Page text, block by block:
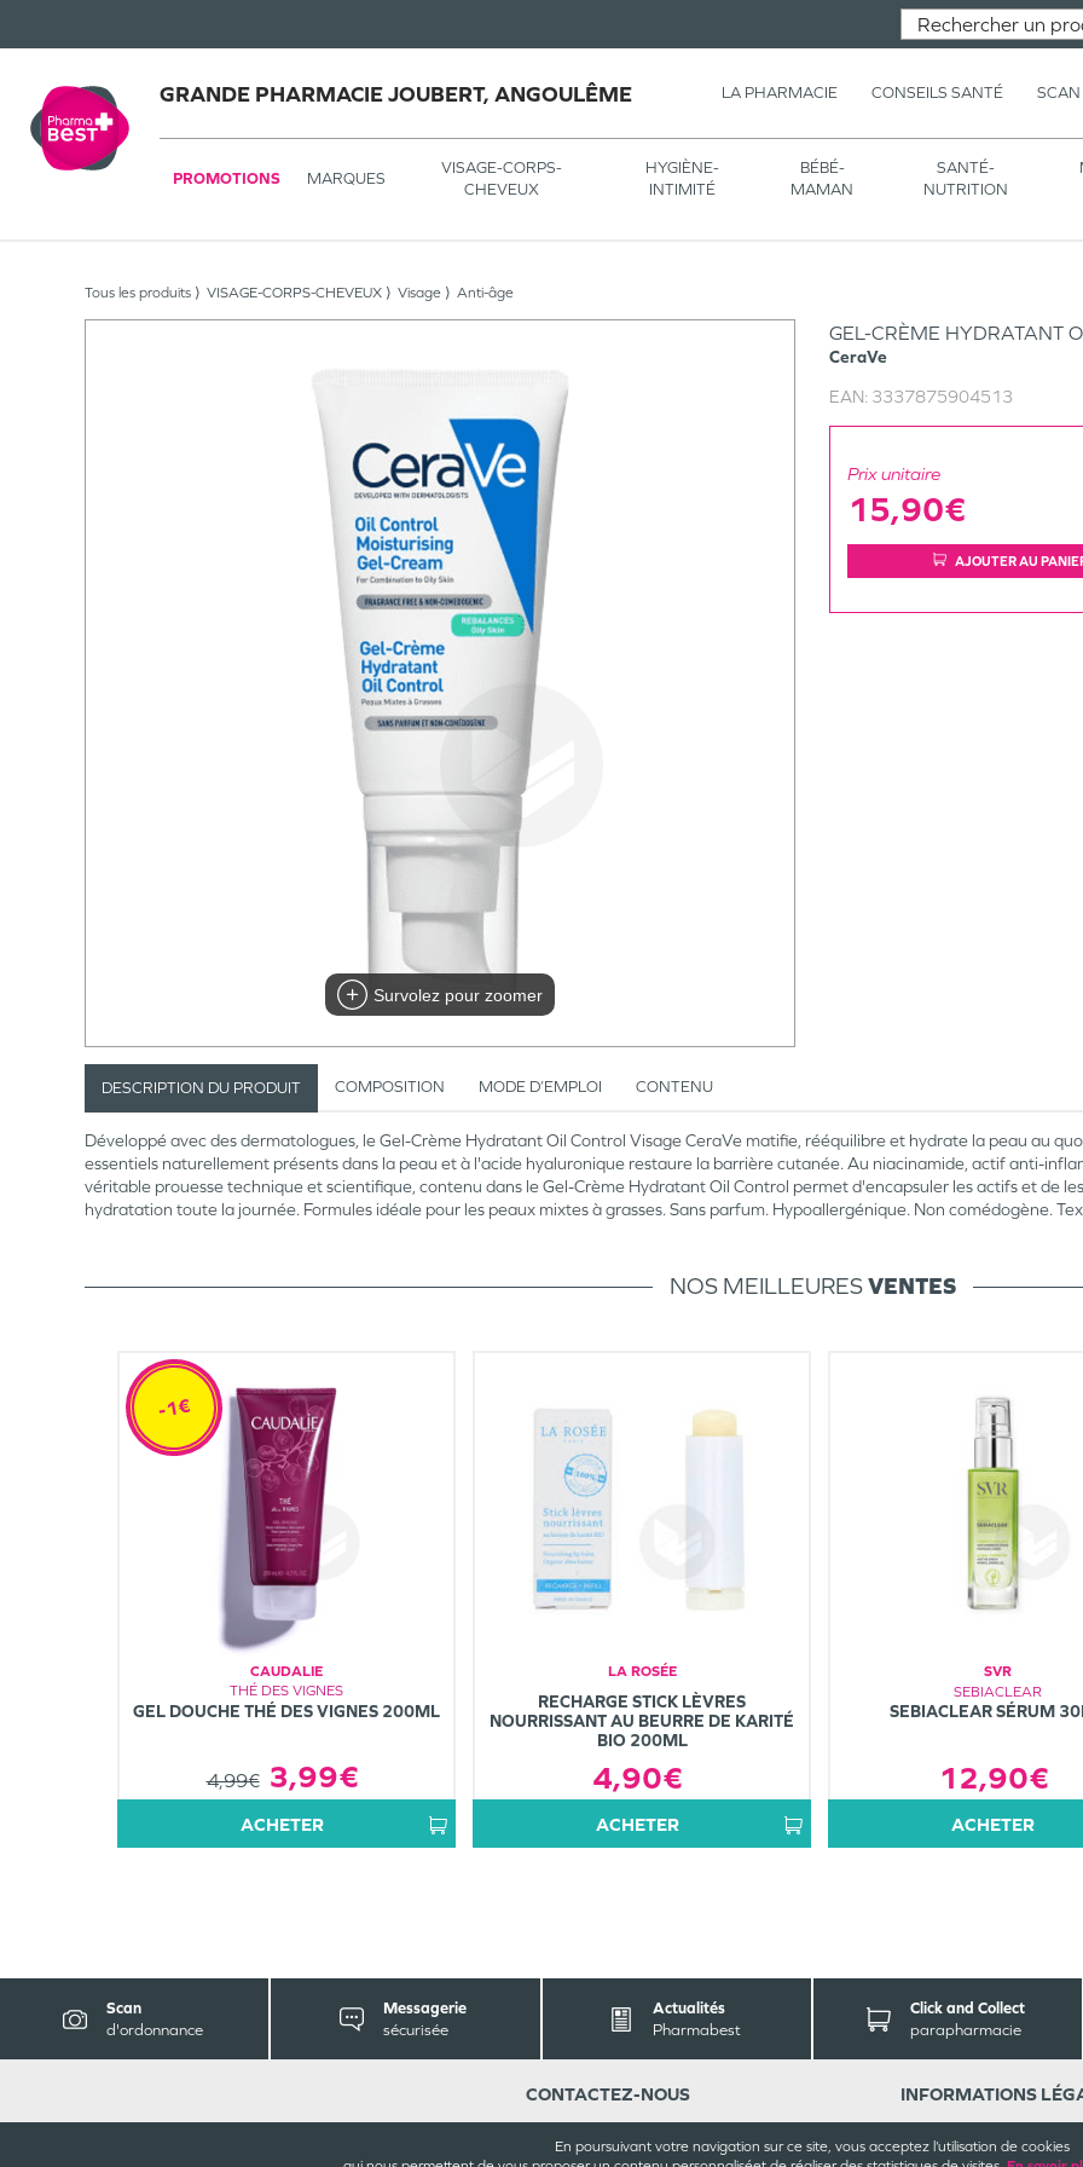
En poursuivant votre navigation sur ce site, vous acceptez l’utilisation de cookies
GRANDE PHARMACIE JOUBERT, ANGOULÊME LA PHARMACIE CONSEILS SANTÉ SCAN
PROMOTIONS MARQUES
VISAGE-CORPS-
CHEVEUX
HYGIÈNE-
INTIMITÉ
BÉBÉ-
MAMAN
SANTÉ-
NUTRITION
Tous les produits VISAGE-CORPS-CHEVEUX Visage Anti-âge
Survolez pour zoomer
GEL-CRÈME HYDRATANT
CeraVe
EAN: 3337875904513
Prix unitaire
15,90€
AJOUTER AU
DESCRIPTION DU PRODUIT COMPOSITION MODE D’EMPLOI CONTENU
Développé avec des dermatologues, le Gel-Crème Hydratant Oil Control Visage CeraVe matifie, rééquilibre et hydrate la peau au
essentiels naturellement présents dans la peau et à l'acide hyaluronique restaure la barrière cutanée. Au niacinamide, actif anti-
véritable prouesse technique et scientifique, contenu dans le Gel-Crème Hydratant Oil Control permet d'encapsuler les actifs et de
hydratation toute la journée. Formules idéale pour les peaux mixtes à grasses. Sans parfum. Hypoallergénique. Non comédogène.
NOS MEILLEURESVENTES
CAUDALIE
THÉ DES VIGNES
GEL DOUCHE THÉ DES VIGNES 200ML
4,99€ 3,99€
-1€
ACHETER
LA ROSÉE
RECHARGE STICK LÈVRES
NOURRISSANT AU BEURRE DE KARITÉ
BIO 200ML
4,90€
ACHETER
SVR
SEBIACLEAR
SEBIACLEAR SÉRUM
12,90€
ACHETER
Scan
d'ordonnance
Messagerie
sécurisée
Actualités
Pharmabest
Click and Collect
parapharmacie
CONTACTEZ-NOUS
9 rue René Goscinny
INFORMATIONS
Mentions légales